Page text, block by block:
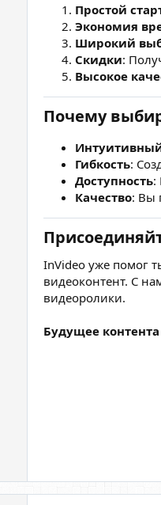
Простой
Экономия
Широкий
Скидки:
Высокое
Почему
Гибкость:
Доступность:
Качество: Вы
InVideo уже помог
видеоконтент. С
видеоролики.
Будущее